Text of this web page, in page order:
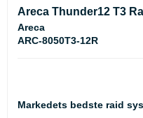
Areca Thunder12 T3
Areca
ARC-8050T3-12R
Markedets bedste raid